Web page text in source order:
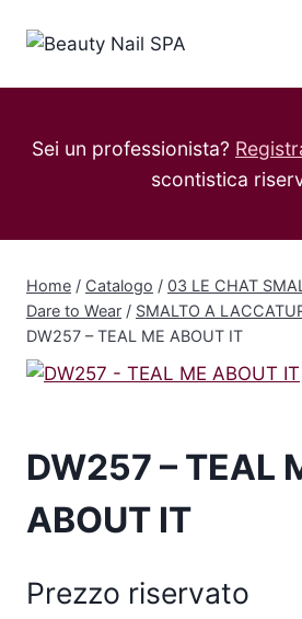
Sei un professionista?
scontistica
Home / Catalogo / 03 LE CHAT
Dare to Wear / SMALTO A
DW257 – TEAL ME ABOUT IT
DW257 – TEAL
ABOUT IT
Prezzo riservato